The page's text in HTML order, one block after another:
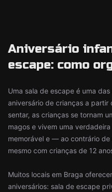
Aniversário
escape: como
Uma sala de escape é uma
aniversário de crianças a
sentar, as crianças se tornam
magos e vivem uma
memorável e — ao contrário
mesmo com crianças de 12
Muitos locais em Braga
aniversários: sala de escape